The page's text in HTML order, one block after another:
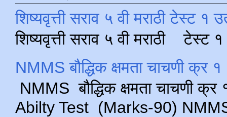
शिष्यवृत्ती सराव ५ वी मराठी टेस्ट १
शिष्यवृत्ती सराव ५ वी मराठी टेस्ट
NMMS बौद्धिक क्षमता चाचणी क्र
NMMS बौद्धिक क्षमता चाचणी
Abilty Test (Marks-90) NMMS